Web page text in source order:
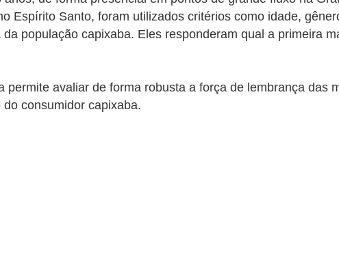
Espírito Santo, foram utilizados critérios como idade,
população capixaba. Eles responderam qual a primeira
avaliar de forma robusta a força de lembrança das
consumidor capixaba.